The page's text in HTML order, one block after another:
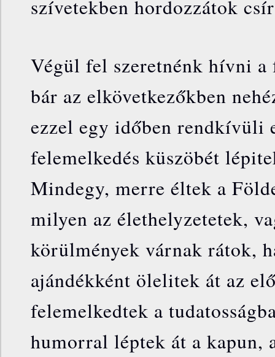
szívetekben hordozzátok
Végül fel szeretnénk hívni
bár az elkövetkezőkben
ezzel egy időben rendkívüli
felemelkedés küszöbét
Mindegy, merre éltek a
milyen az élethelyzetetek,
körülmények várnak rátok,
ajándékként ölelitek át az
felemelkedtek a
humorral léptek át a kapun,